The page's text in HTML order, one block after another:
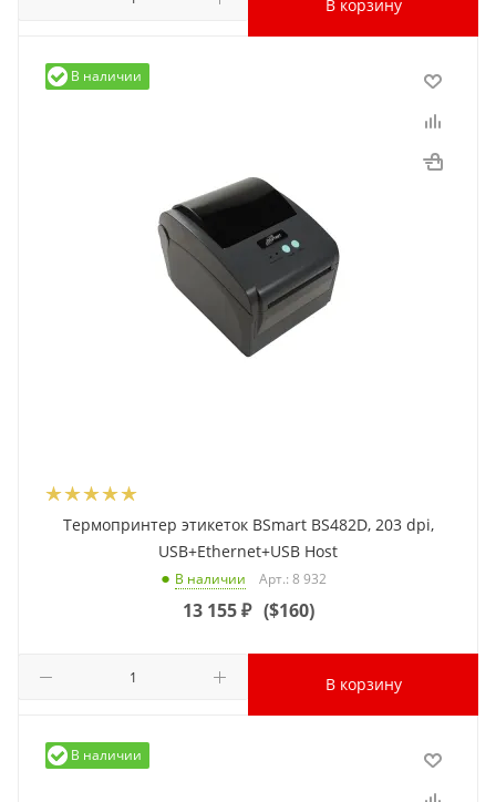
В корзину
В наличии
Термопринтер этикеток BSmart BS482D, 203 dpi,
USB+Ethernet+USB Host
В наличии Арт.: 8 932
13 155₽ ($160)
В корзину
В наличии